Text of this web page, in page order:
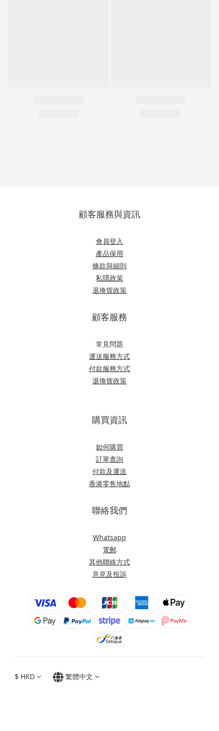
顧客服務與資訊
會員登入
產品保用
條款與細則
私隱政策
退換貨政策
顧客服務
常見問題
運送服務方式
付款服務方式
退換貨政策
購買資訊
如何購買
訂單查詢
付款及運送
香港零售地點
聯絡我們
Whatsapp
電郵
其他聯絡方式
意見及投訴
$ HKD 繁體中文